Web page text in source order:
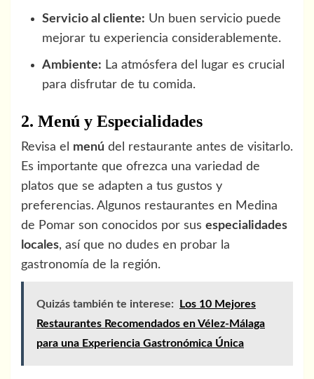
Servicio al cliente: Un buen servicio puede
mejorar tu experiencia considerablemente.
Ambiente: La atmósfera del lugar es crucial
para disfrutar de tu comida.
2. Menú y Especialidades
Revisa el menú del restaurante antes de visitarlo.
Es importante que ofrezca una variedad de
platos que se adapten a tus gustos y
preferencias. Algunos restaurantes en Medina
de Pomar son conocidos por sus especialidades
locales, así que no dudes en probar la
gastronomía de la región.
Quizás también te interese:
Los 10 Mejores
Restaurantes Recomendados en Vélez-Málaga
para una Experiencia Gastronómica Única